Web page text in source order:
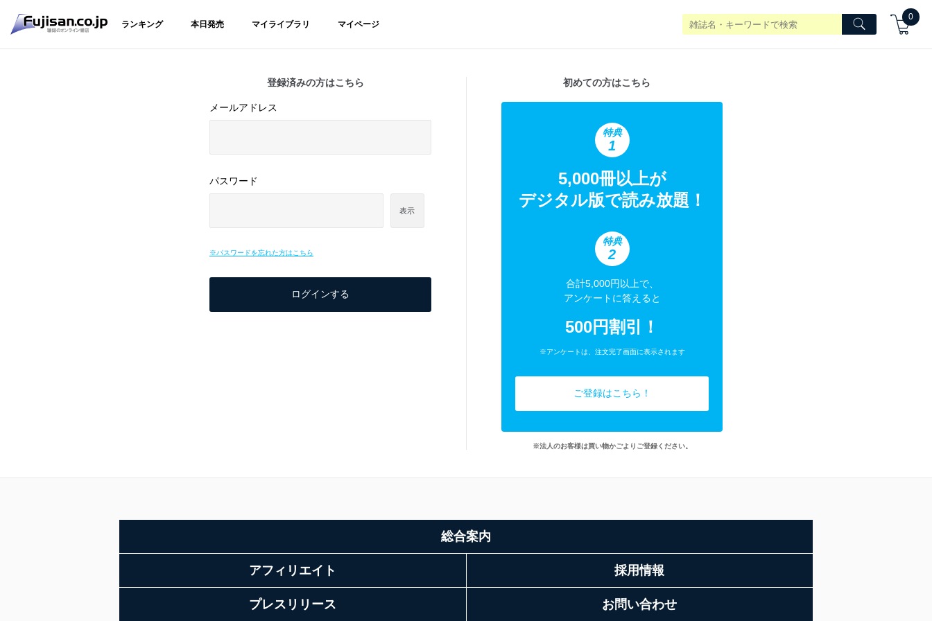
ランキング 本日発売 マイライブラリ マイページ
0
登録済みの方はこちら
メールアドレス
パスワード
表示
※パスワードを忘れた方はこちら
初めての方はこちら
特典
1
5,000冊以上が
デジタル版で読み放題！
特典
2
合計5,000円以上で、
アンケートに答えると
500円割引！
※アンケートは、注文完了画面に表示されます
ご登録はこちら！
※法人のお客様は買い物かごよりご登録ください。
総合案内
アフィリエイト 採用情報
プレスリリース お問い合わせ